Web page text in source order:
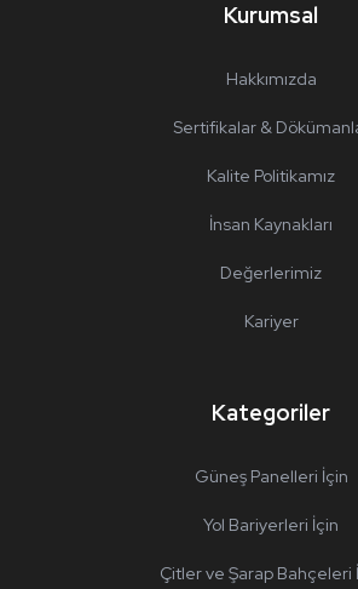
Kurumsal
Hakkımızda
Sertifikalar &
Kalite Politikamız
İnsan Kaynakları
Değerlerimiz
Kariyer
Kategoriler
Güneş Panelleri İçin
Yol Bariyerleri İçin
Çitler ve Şarap Bahçeleri